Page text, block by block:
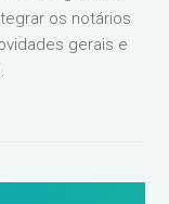
os notários
gerais e